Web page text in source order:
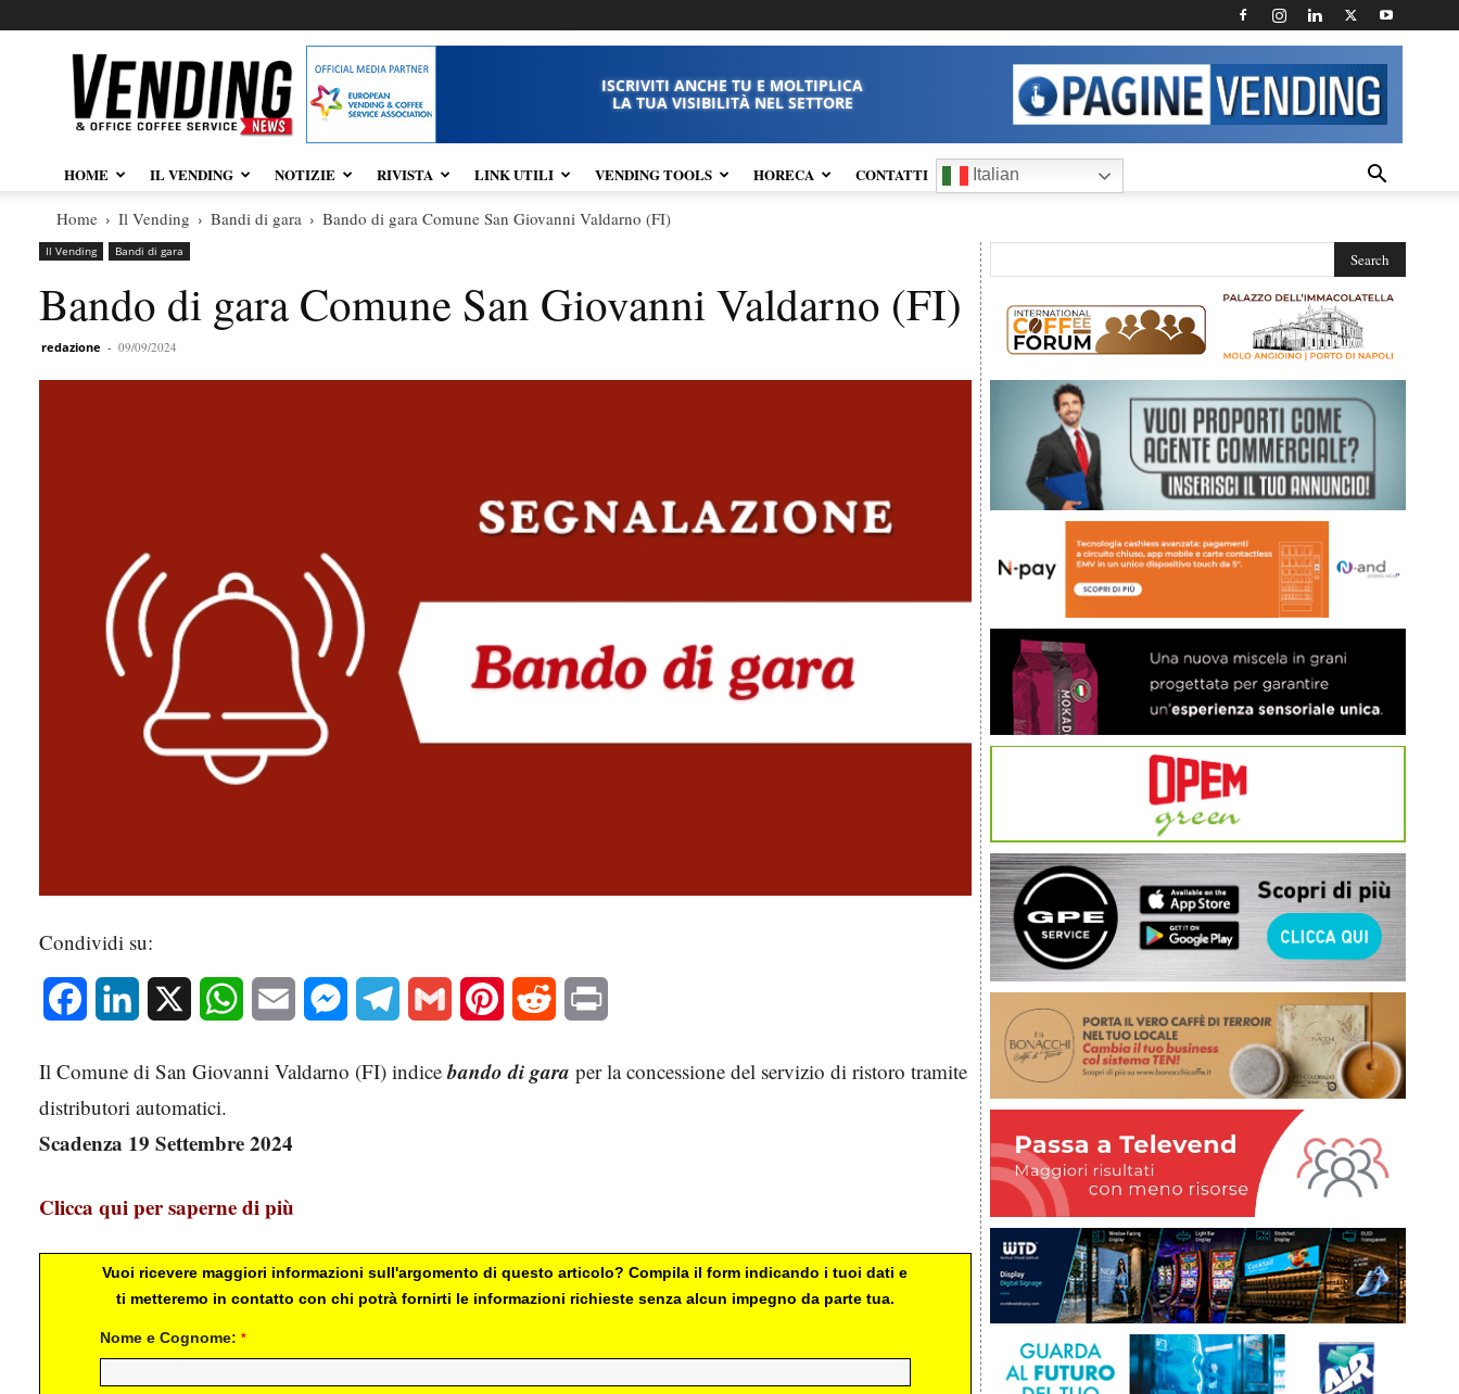
Vendingnews.it
ISCRIVITI ANCHE TU E MOLTIPLICA
LA TUA VISIBILITÀ NEL SETTORE
HOME IL VENDING NOTIZIE RIVISTA LINK UTILI VENDING TOOLS HORECA CONTATTI Italian
Home Il Vending Bandi di gara Bando di gara Comune San Giovanni Valdarno (FI)
Il Vending Bandi di gara
Bando di gara Comune San Giovanni Valdarno (FI)
redazione - 09/09/2024
Condividi su:
Facebook LinkedIn WhatsAppEmail MessengerTelegram Gmail Pinterest Reddit
Il Comune di San Giovanni Valdarno (FI) indicebando di gara per la concessione del servizio di ristoro tramite
distributori automatici.
Scadenza 19 Settembre 2024
Clicca qui per saperne di più
Vuoi ricevere maggiori informazioni sull'argomento di questo articolo? Compila il form indicando i tuoi dati e
ti metteremo in contatto con chi potrà fornirti le informazioni richieste senza alcun impegno da parte tua.
Nome e Cognome: *